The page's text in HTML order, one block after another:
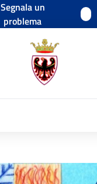
Segnala un
problema